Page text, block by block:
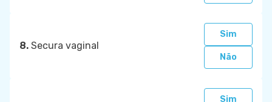
8. Secura vaginal
Sim
Não
Sim